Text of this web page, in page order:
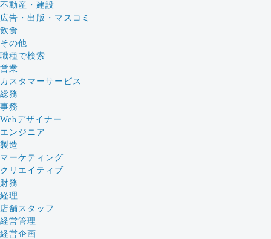
不動産・建設
広告・出版・マスコミ
飲食
その他
職種で検索
営業
カスタマーサービス
総務
事務
Webデザイナー
エンジニア
製造
マーケティング
クリエイティブ
財務
経理
店舗スタッフ
経営管理
経営企画